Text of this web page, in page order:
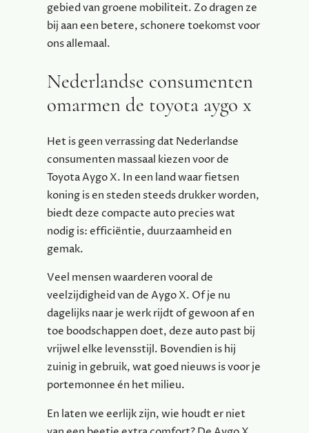
gebied van groene mobiliteit. Zo dragen ze
bij aan een betere, schonere toekomst voor
ons allemaal.
Nederlandse consumenten
omarmen de toyota aygo x
Het is geen verrassing dat Nederlandse
consumenten massaal kiezen voor de
Toyota Aygo X. In een land waar fietsen
koning is en steden steeds drukker worden,
biedt deze compacte auto precies wat
nodig is: efficiëntie, duurzaamheid en
gemak.
Veel mensen waarderen vooral de
veelzijdigheid van de Aygo X. Of je nu
dagelijks naar je werk rijdt of gewoon af en
toe boodschappen doet, deze auto past bij
vrijwel elke levensstijl. Bovendien is hij
zuinig in gebruik, wat goed nieuws is voor je
portemonnee én het milieu.
En laten we eerlijk zijn, wie houdt er niet